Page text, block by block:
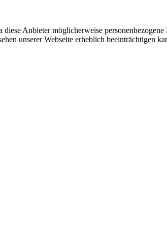
Anbieter möglicherweise
unserer Webseite erheblich beeinträchtigen